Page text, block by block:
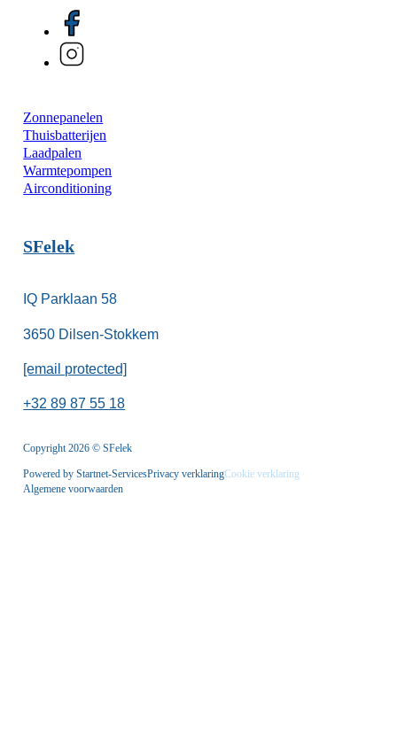
Zonnepanelen
Thuisbatterijen
Laadpalen
Warmtepompen
Airconditioning
SFelek
IQ Parklaan 58
3650 Dilsen-Stokkem
[email protected]
+32 89 87 55 18
Copyright 2026 © SFelek
Powered by Startnet-ServicesPrivacy verklaringCookie verklaring
Algemene voorwaarden